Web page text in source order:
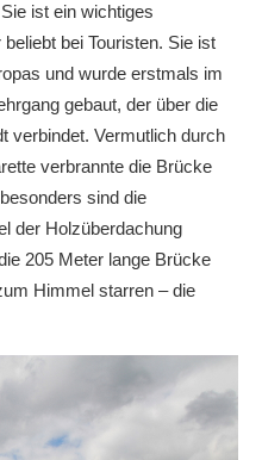
ist ein wichtiges
bei Touristen. Sie ist
und wurde erstmals im
gebaut, der über die
verbindet. Vermutlich durch
verbrannte die Brücke
sind die
der Holzüberdachung
205 Meter lange Brücke
Himmel starren – die